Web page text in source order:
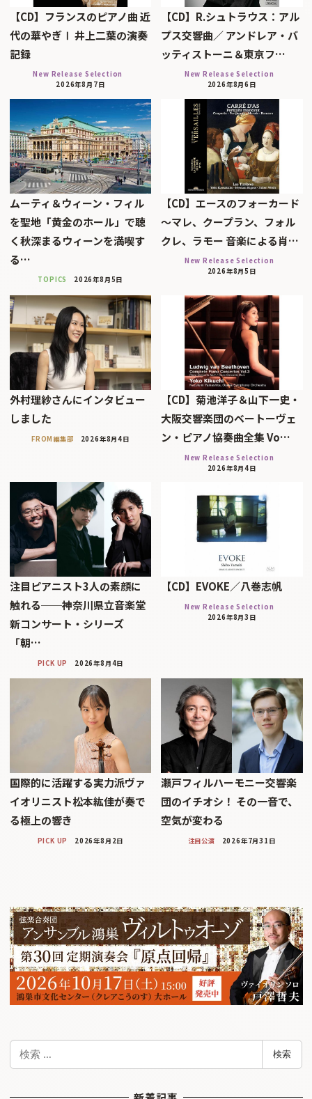
【CD】フランスのピアノ曲 近
代の華やぎⅠ 井上二葉の演奏
記録
New Release Selection
2026年8月7日
【CD】R.シュトラウス：アル
プス交響曲／ アンドレア・バ
ッティストーニ＆東京フ…
New Release Selection
2026年8月6日
ムーティ＆ウィーン・フィル
を聖地「黄金のホール」で聴
く秋深まるウィーンを満喫す
る…
TOPICS 2026年8月5日
【CD】エースのフォーカード
～マレ、クープラン、フォル
クレ、ラモー 音楽による肖…
New Release Selection
2026年8月5日
外村理紗さんにインタビュー
しました
FROM編集部 2026年8月4日
【CD】菊池洋子＆山下一史・
大阪交響楽団のベートーヴェ
ン・ピアノ協奏曲全集 Vo…
New Release Selection
2026年8月4日
注目ピアニスト3人の素顔に
触れる──神奈川県立音楽堂
新コンサート・シリーズ
「朝…
PICK UP 2026年8月4日
【CD】EVOKE／八巻志帆
New Release Selection
2026年8月3日
国際的に活躍する実力派ヴァ
イオリニスト松本紘佳が奏で
る極上の響き
PICK UP 2026年8月2日
瀬戸フィルハーモニー交響楽
団のイチオシ！ その一音で、
空気が変わる
注目公演 2026年7月31日
検
検索